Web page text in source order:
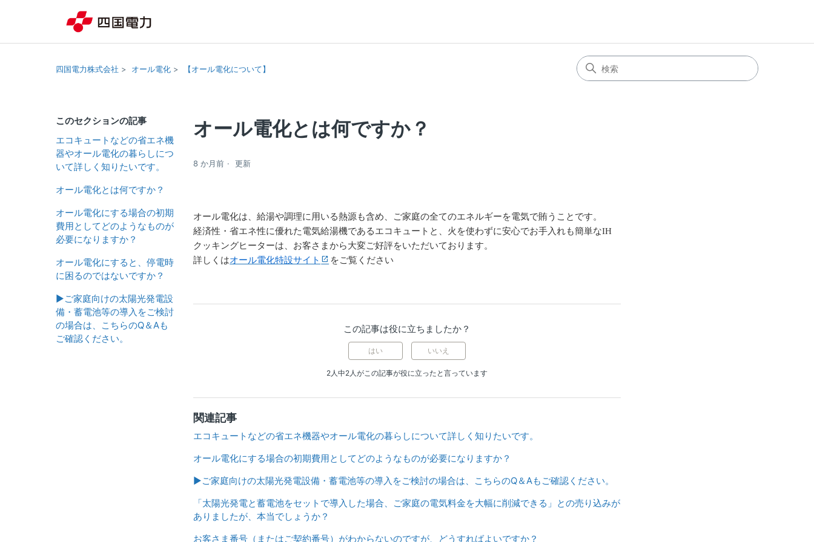
四国電力株式会社 オール電化 【オール電化について】
このセクションの記事
エコキュートなどの省エネ機
器やオール電化の暮らしにつ
いて詳しく知りたいです。
オール電化とは何ですか？
オール電化にする場合の初期
費用としてどのようなものが
必要になりますか？
オール電化にすると、停電時
に困るのではないですか？
▶ご家庭向けの太陽光発電設
備・蓄電池等の導入をご検討
の場合は、こちらのQ＆Aも
ご確認ください。
オール電化とは何ですか？
8 か月前 更新
オール電化は、給湯や調理に用いる熱源も含め、ご家庭の全てのエネルギーを電気で賄うことです。
経済性・省エネ性に優れた電気給湯機であるエコキュートと、火を使わずに安心でお手入れも簡単なIH
クッキングヒーターは、お客さまから大変ご好評をいただいております。
詳しくはオール電化特設サイト をご覧ください
この記事は役に立ちましたか？
はい いいえ
2人中2人がこの記事が役に立ったと言っています
関連記事
エコキュートなどの省エネ機器やオール電化の暮らしについて詳しく知りたいです。
オール電化にする場合の初期費用としてどのようなものが必要になりますか？
▶ご家庭向けの太陽光発電設備・蓄電池等の導入をご検討の場合は、こちらのQ＆Aもご確認ください。
「太陽光発電と蓄電池をセットで導入した場合、ご家庭の電気料金を大幅に削減できる」との売り込みが
ありましたが、本当でしょうか？
お客さま番号（またはご契約番号）がわからないのですが、どうすればよいですか？